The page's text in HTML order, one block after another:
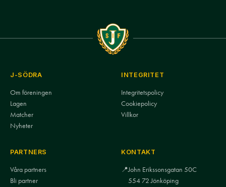
J-SÖDRA
Om föreningen
Lagen
Matcher
Nyheter
INTEGRITET
Integritetspolicy
Cookiepolicy
Villkor
PARTNERS
Våra partners
Bli partner
KONTAKT
📍John Erikssonsgatan 50C
554 72 Jönköping